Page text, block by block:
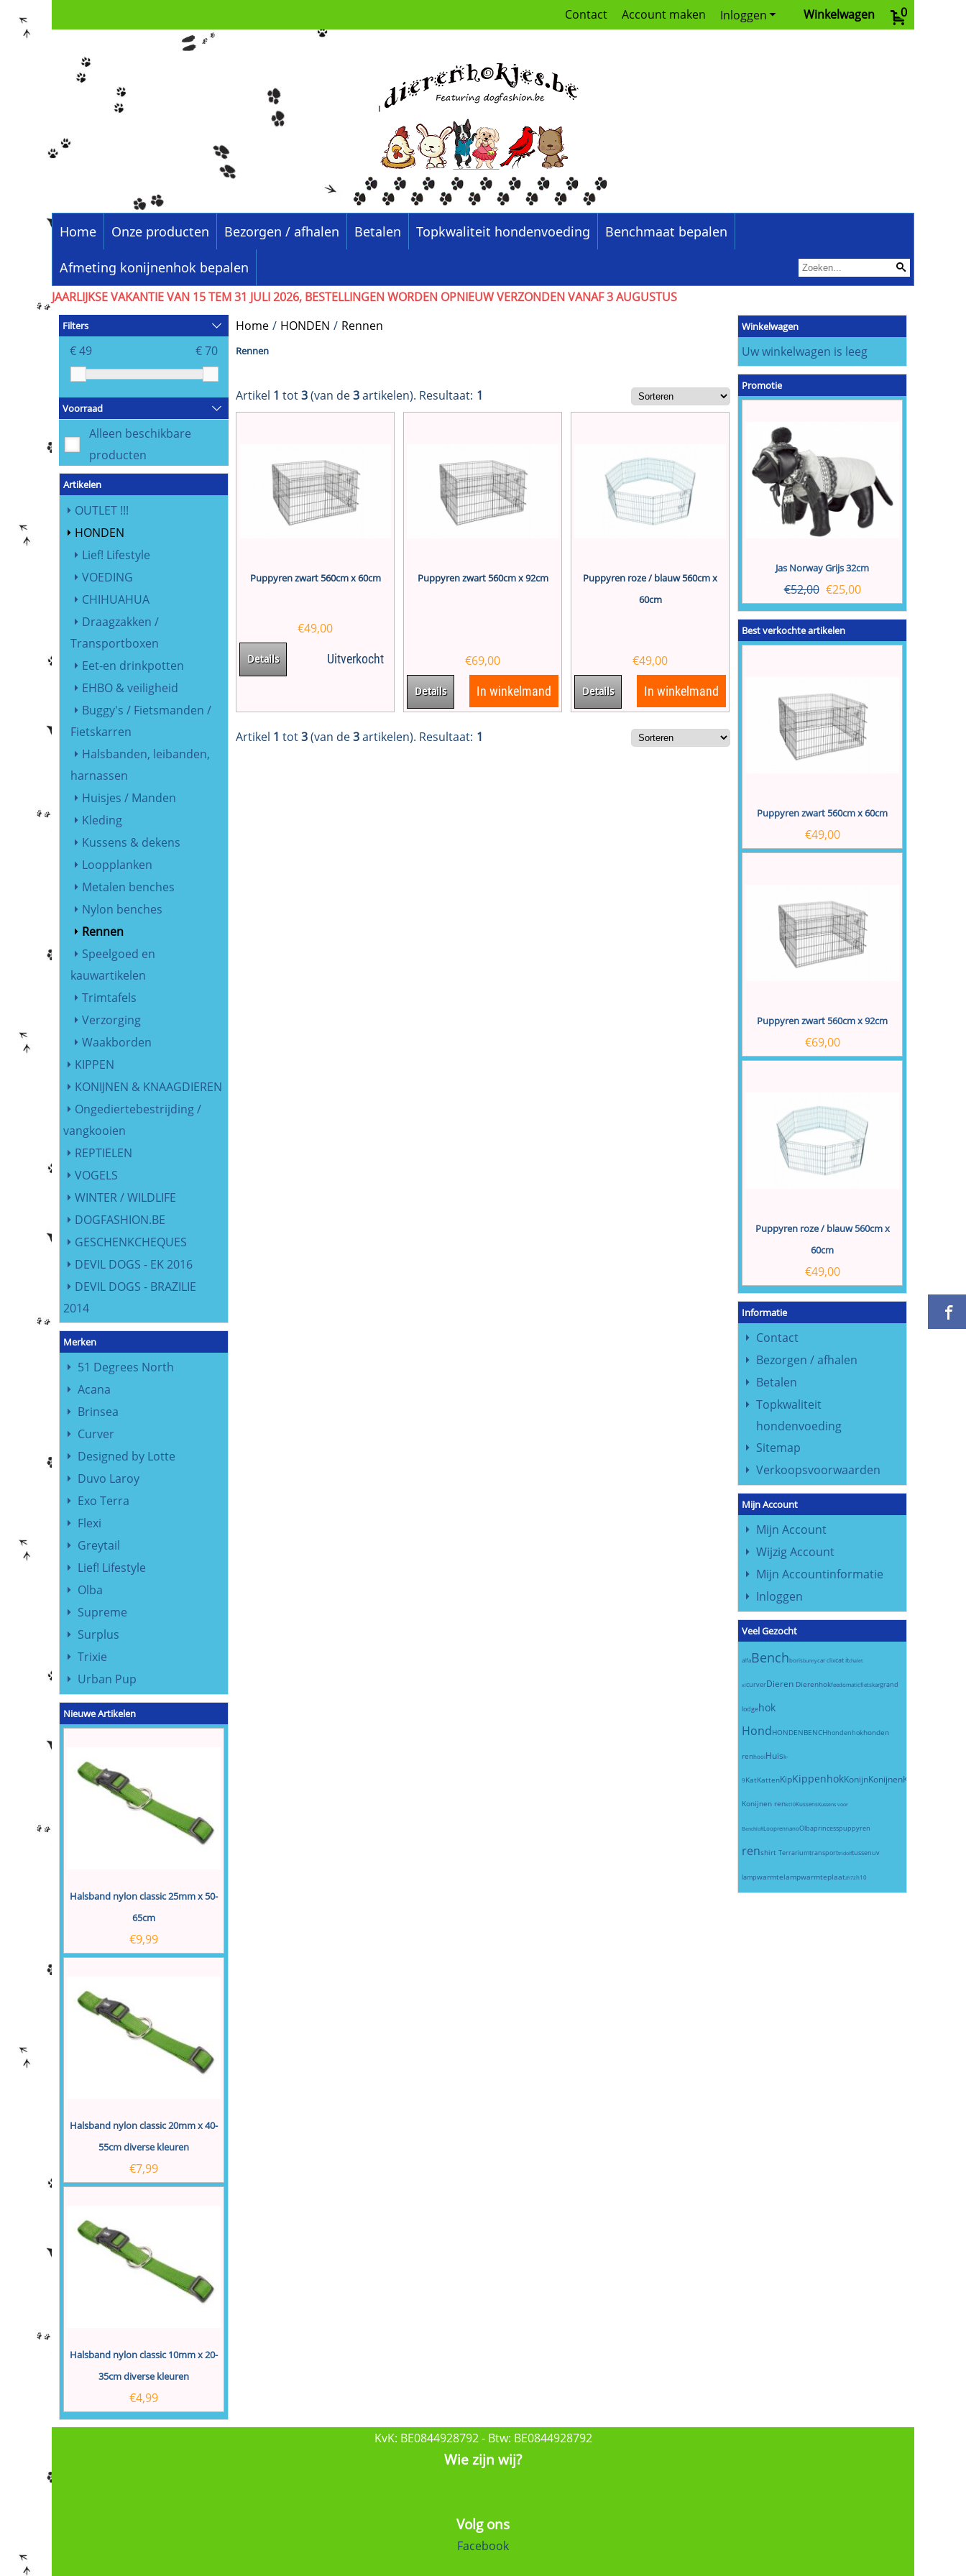
Winkelwagen 0
Inloggen
Contact Account maken
Home Onze producten Bezorgen / afhalen Betalen Topkwaliteit hondenvoeding Benchmaat bepalen
Afmeting konijnenhok bepalen
JAARLIJKSE VAKANTIE VAN 15 TEM 31 JULI 2026, BESTELLINGEN WORDEN OPNIEUW VERZONDEN VANAF 3 AUGUSTUS
Filters
€ 49 € 70
Voorraad
Alleen beschikbare
producten
Artikelen
OUTLET !!!
HONDEN
Lief! Lifestyle
VOEDING
CHIHUAHUA
Draagzakken /
Transportboxen
Eet-en drinkpotten
EHBO & veiligheid
Buggy's / Fietsmanden /
Fietskarren
Halsbanden, leibanden,
harnassen
Huisjes / Manden
Kleding
Kussens & dekens
Loopplanken
Metalen benches
Nylon benches
Rennen
Speelgoed en
kauwartikelen
Trimtafels
Verzorging
Waakborden
KIPPEN
KONIJNEN & KNAAGDIEREN
Ongediertebestrijding /
vangkooien
REPTIELEN
VOGELS
WINTER / WILDLIFE
DOGFASHION.BE
GESCHENKCHEQUES
DEVIL DOGS - EK 2016
DEVIL DOGS - BRAZILIE
2014
Merken
51 Degrees North
Acana
Brinsea
Curver
Designed by Lotte
Duvo Laroy
Exo Terra
Flexi
Greytail
Lief! Lifestyle
Olba
Supreme
Surplus
Trixie
Urban Pup
Nieuwe Artikelen
Halsband nylon classic 25mm x 50-
65cm
€9,99
Halsband nylon classic 20mm x 40-
55cm diverse kleuren
€7,99
Halsband nylon classic 10mm x 20-
35cm diverse kleuren
€4,99
Home / HONDEN / Rennen
Rennen
Artikel 1 tot3(van de3artikelen). Resultaat: 1
Puppyren zwart 560cm x 60cm
€49,00
Details Uitverkocht
Puppyren zwart 560cm x 92cm
€69,00
Details In winkelmand
Puppyren roze / blauw 560cm x
60cm
€49,00
Details In winkelmand
Artikel 1 tot3(van de3artikelen). Resultaat: 1
Winkelwagen
Uw winkelwagen is leeg
Promotie
Jas Norway Grijs 32cm
€52,00 €25,00
Best verkochte artikelen
Puppyren zwart 560cm x 60cm
€49,00
Puppyren zwart 560cm x 92cm
€69,00
Puppyren roze / blauw 560cm x
60cm
€49,00
Informatie
Contact
Bezorgen / afhalen
Betalen
Topkwaliteit
hondenvoeding
Sitemap
Verkoopsvoorwaarden
Mijn Account
Mijn Account
Wijzig Account
Mijn Accountinformatie
Inloggen
Veel Gezocht
alfaBenchborisbunnycar clixcat itchalet
xlcurverDieren Dierenhokfeedomaticfietskargrand
lodgehok
HondHONDENBENCHhondenhokhonden
renhooiHuisk-
9KatKattenKipKippenhokKonijnKonijnenKonijnenhok
Konijnen renkt10KussensKussens voor
BenchloftLooprennanoOlbaprincesspuppyren
renshirt Terrariumtransporttridolftussenuv
lampwarmtelampwarmteplaatzh7zh10
KvK: BE0844928792 - Btw: BE0844928792
Wie zijn wij?
Volg ons
Facebook